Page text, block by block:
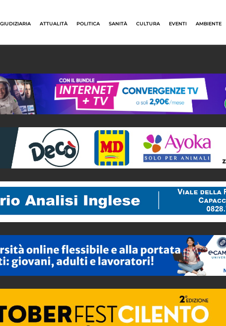
GIUDIZIARIA ATTUALITÀ POLITICA SANITÀ CULTURA EVENTI AMBIENTE